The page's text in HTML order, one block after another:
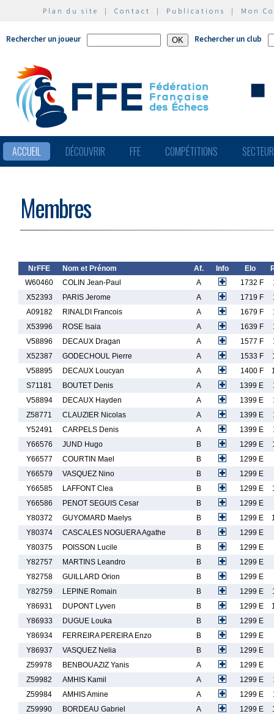
Plan du site | Contact | Publications | Mon
Rechercher un joueur Rechercher un club
ACCUEIL DÉCOUVRIR FFE COMPÉTITIONS
Membres
NrFFE Nom et Prénom Af. Info Elo
W60460
COLIN Jean-Paul A 1732 F
X52393
PARIS Jerome A 1719 F
A09182
RINALDI Francois A 1679 F
X53996
ROSE Isaia A 1639 F
V58896
DECAUX Dragan A 1577 F
X52387
GODECHOUL Pierre A 1533 F
V58895
DECAUX Loucyan A 1400 F
S71181
BOUTET Denis A 1399 E
V58894
DECAUX Hayden A 1399 E
Z58771
CLAUZIER Nicolas A 1399 E
Y52491
CARPELS Denis A 1399 E
Y66576
JUND Hugo B 1299 E
Y66577
COURTIN Mael B
1299 E
Y66579
VASQUEZ Nino B
1299 E
Y66585
LAFFONT Clea B 1299 E
Y66586
PENOT SEGUIS Cesar B
1299 E
Y80372
GUYOMARD Maelys B 1299 E
Y80374
CASCALES NOGUERA Agathe B
1299 E
Y80375
POISSON Lucile B
1299 E
Y82757
MARTINS Leandro B
1299 E
Y82758
GUILLARD Orion B
1299 E
Y82759
LEPINE Romain B 1299 E
Y86931
DUPONT Lyven B 1299 E
Y86933
DUGUE Louka B
1299 E
Y86934
FERREIRA PEREIRA Enzo B
1299 E
Y86937
VASQUEZ Nelia B
1299 E
Z59978
BENBOUAZIZ Yanis A
1299 E
Z59982
AMHIS Kamil A 1299 E
Z59984
AMHIS Amine A 1299 E
Z59990
BORDEAU Gabriel A 1299 E